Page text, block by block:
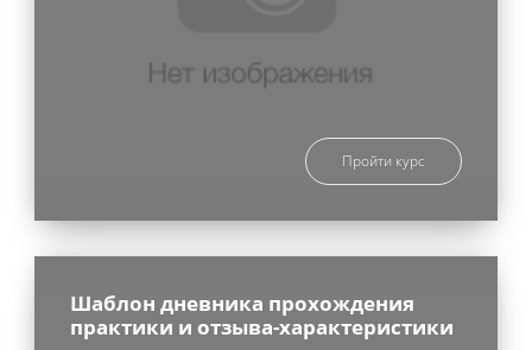
Пройти курс
Шаблон дневника прохождения
практики и отзыва-характеристики